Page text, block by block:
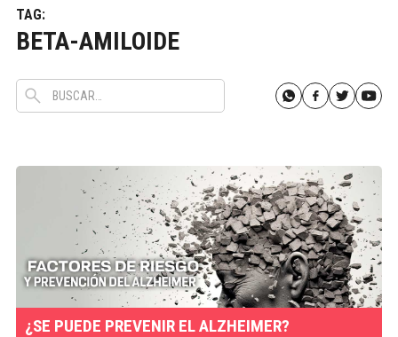
TAG:
BETA-AMILOIDE
¿SE PUEDE PREVENIR EL ALZHEIMER?